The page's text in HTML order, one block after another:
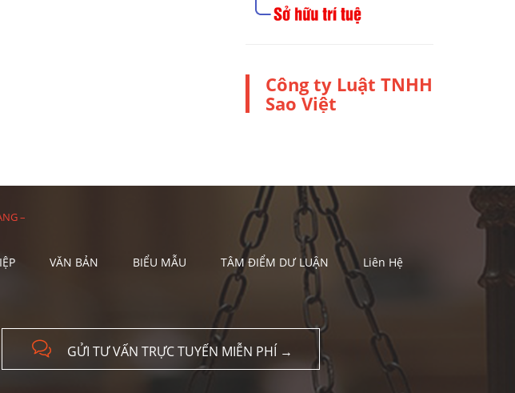
Công ty Luật TNHH
Sao Việt
–
VĂN BẢN BIỂU MẪU TÂM ĐIỂM DƯ LUẬN Liên Hệ
 GỬI TƯ VẤN TRỰC TUYẾN MIỄN PHÍ →